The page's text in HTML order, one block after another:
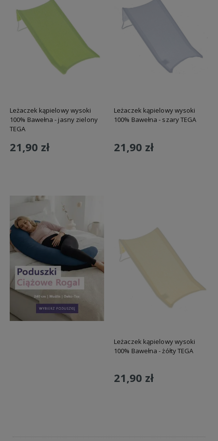
Leżaczek kąpielowy wysoki
100% Bawełna - jasny zielony
TEGA
21,90 zł
Leżaczek kąpielowy wysoki
100% Bawełna - szary TEGA
21,90 zł
Leżaczek kąpielowy wysoki
100% Bawełna - żółty TEGA
21,90 zł